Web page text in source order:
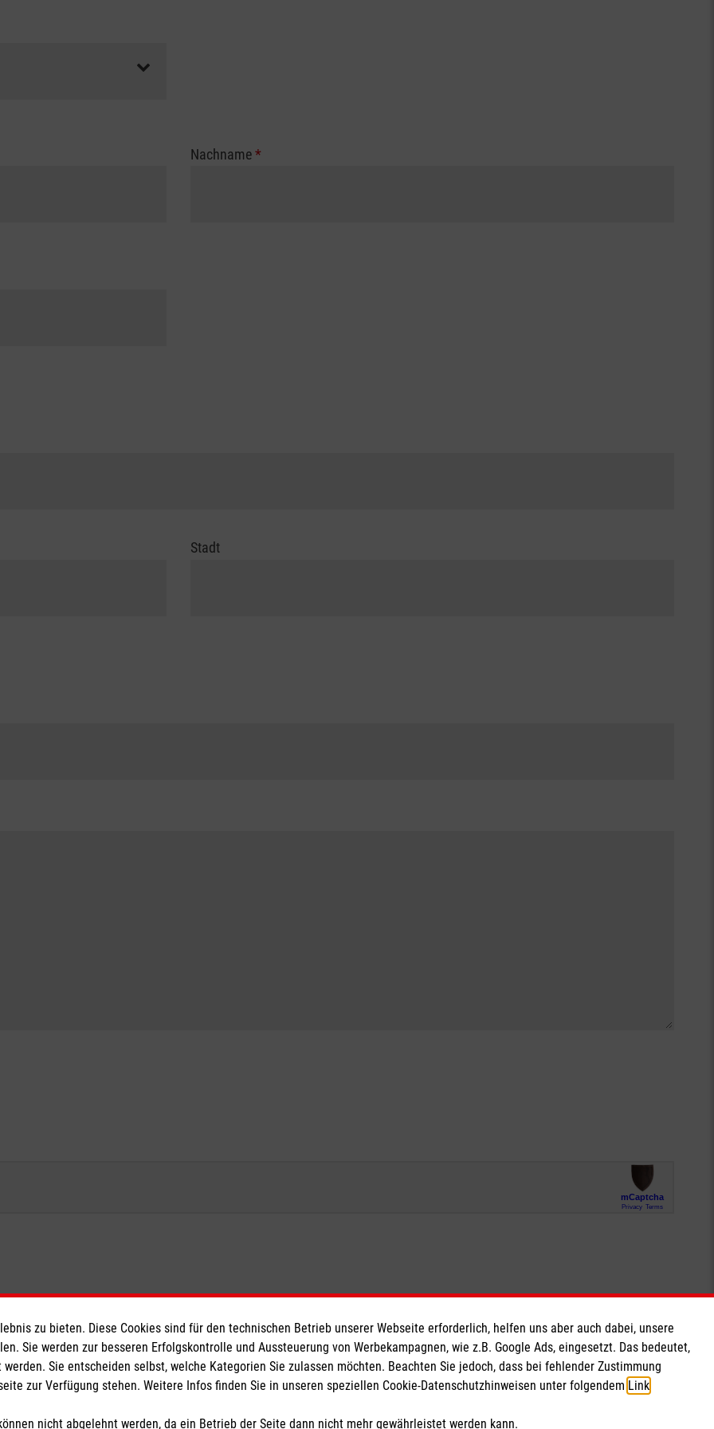
Nachname*
Stadt
Malteser online
Malteserorden
Soziale Netzwerke
zu bieten. Diese Cookies sind für den technischen Betrieb unserer Webseite erforderlich, helfen uns aber auch dabei, unsere
Sie werden zur besseren Erfolgskontrolle und Aussteuerung von Werbekampagnen, wie z.B. Google Ads, eingesetzt. Das bedeutet,
Sie entscheiden selbst, welche Kategorien Sie zulassen möchten. Beachten Sie jedoch, dass bei fehlender Zustimmung
zur Verfügung stehen. Weitere Infos finden Sie in unseren speziellen Cookie-Datenschutzhinweisen unter folgendem Link
nicht abgelehnt werden, da ein Betrieb der Seite dann nicht mehr gewährleistet werden kann.